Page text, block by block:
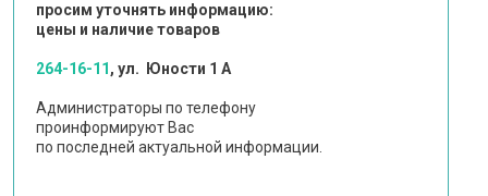
просим уточнять информацию:
цены и наличие товаров
264-16-11, ул. Юности 1 А
Администраторы по телефону
проинформируют Вас
по последней актуальной информации.